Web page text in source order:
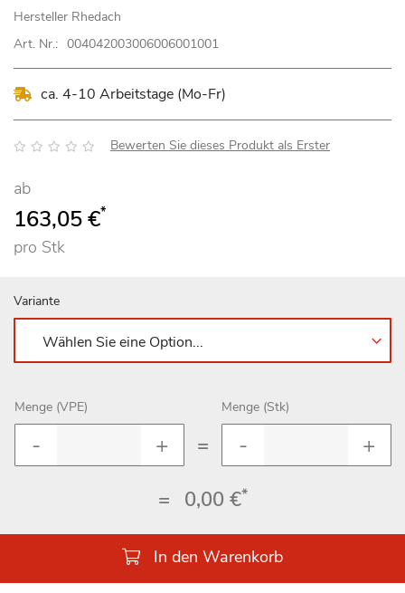
springen
Hersteller Rhedach
Art. Nr.: 004042003006006001001
ca. 4-10 Arbeitstage (Mo-Fr)
Bewertung: Bewerten Sie dieses Produkt als Erster
ab
163,05 €*
pro Stk
Variante
Menge (VPE)
=
Menge (Stk)
= 0,00 €*
In den Warenkorb